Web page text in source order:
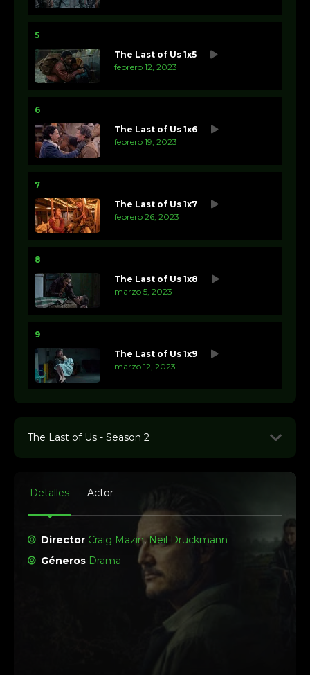
5
The Last of Us 1x5
febrero 12, 2023
6
The Last of Us 1x6
febrero 19, 2023
7
The Last of Us 1x7
febrero 26, 2023
8
The Last of Us 1x8
marzo 5, 2023
9
The Last of Us 1x9
marzo 12, 2023
The Last of Us - Season 2
The Last of Us 2x2
abril 20, 2025
The Last of Us 2x3
Detalles Actor
Director Craig Mazin,Neil Druckmann
Géneros Drama